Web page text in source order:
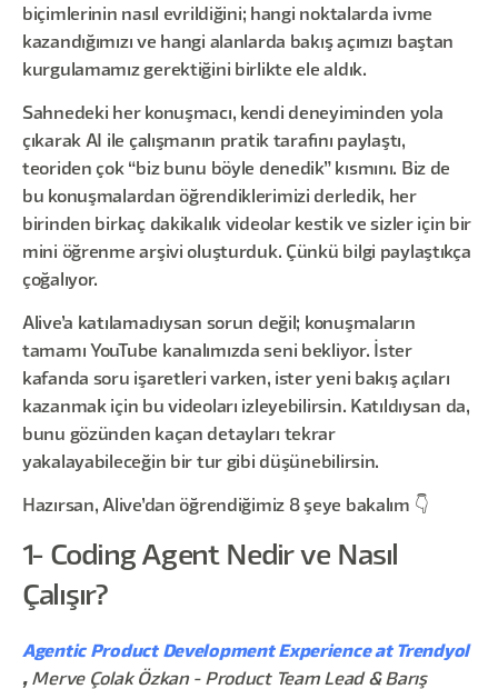
biçimlerinin nasıl evrildiğini; hangi noktalarda ivme
kazandığımızı ve hangi alanlarda bakış açımızı baştan
kurgulamamız gerektiğini birlikte ele aldık.
Sahnedeki her konuşmacı, kendi deneyiminden yola
çıkarak AI ile çalışmanın pratik tarafını paylaştı,
teoriden çok “biz bunu böyle denedik” kısmını. Biz de
bu konuşmalardan öğrendiklerimizi derledik, her
birinden birkaç dakikalık videolar kestik ve sizler için bir
mini öğrenme arşivi oluşturduk. Çünkü bilgi paylaştıkça
çoğalıyor.
Alive’a katılamadıysan sorun değil; konuşmaların
tamamı YouTube kanalımızda seni bekliyor. İster
kafanda soru işaretleri varken, ister yeni bakış açıları
kazanmak için bu videoları izleyebilirsin. Katıldıysan da,
bunu gözünden kaçan detayları tekrar
yakalayabileceğin bir tur gibi düşünebilirsin.
Hazırsan, Alive’dan öğrendiğimiz 8 şeye bakalım 👇
1- Coding Agent Nedir ve Nasıl
Çalışır?
Agentic Product Development Experience at Trendyol
, Merve Çolak Özkan - Product Team Lead & Barış